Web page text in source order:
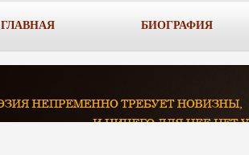
ГЛАВНАЯ БИОГРАФИЯ